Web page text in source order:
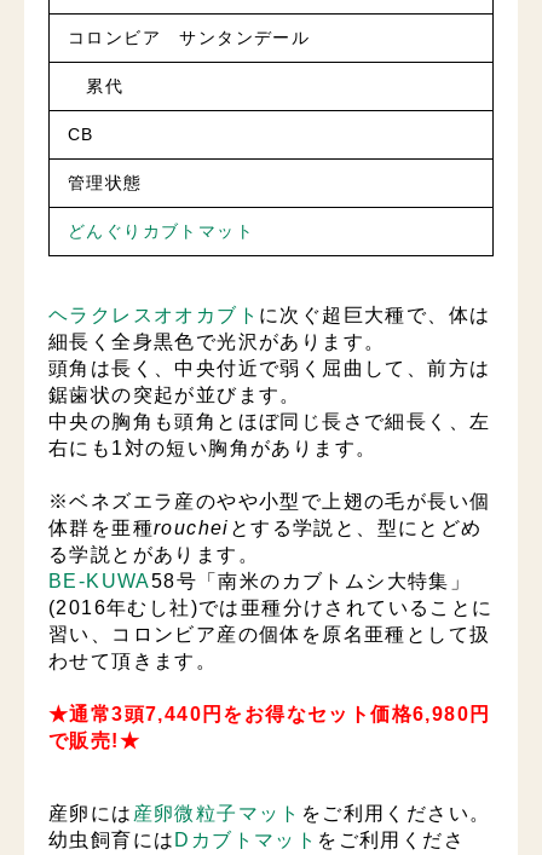
コロンビア サンタンデール
累代
CB
管理状態
どんぐりカブトマット
ヘラクレスオオカブト に次ぐ超巨大種で、体は
細長く全身黒色で光沢があります。
頭角は長く、中央付近で弱く屈曲して、前方は
鋸歯状の突起が並びます。
中央の胸角も頭角とほぼ同じ長さで細長く、左
右にも1対の短い胸角があります。
※ベネズエラ産のやや小型で上翅の毛が長い個
体群を亜種rouchei とする学説と、型にとどめ
る学説とがあります。
BE-KUWA58号「南米のカブトムシ大特集」
(2016年むし社)では亜種分けされていることに
習い、コロンビア産の個体を原名亜種として扱
わせて頂きます。
★通常3頭7,440円をお得なセット価格6,980円
で販売!★
産卵には 産卵微粒子マット をご利用ください。
幼虫飼育には Dカブトマット をご利用くださ